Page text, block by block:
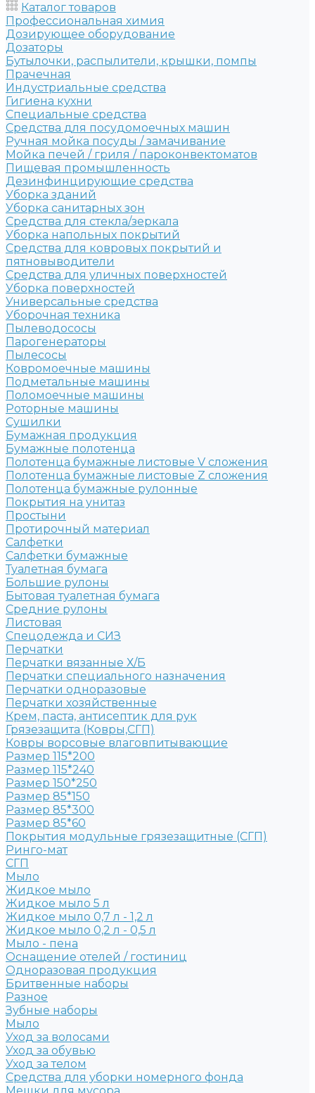
Каталог товаров
Профессиональная химия
Дозирующее оборудование
Дозаторы
Бутылочки, распылители, крышки, помпы
Прачечная
Индустриальные средства
Гигиена кухни
Специальные средства
Средства для посудомоечных машин
Ручная мойка посуды / замачивание
Мойка печей / гриля / пароконвектоматов
Пищевая промышленность
Дезинфинцирующие средства
Уборка зданий
Уборка санитарных зон
Средства для стекла/зеркала
Уборка напольных покрытий
Средства для ковровых покрытий и
пятновыводители
Средства для уличных поверхностей
Уборка поверхностей
Универсальные средства
Уборочная техника
Пылеводососы
Парогенераторы
Пылесосы
Ковромоечные машины
Подметальные машины
Поломоечные машины
Роторные машины
Сушилки
Бумажная продукция
Бумажные полотенца
Полотенца бумажные листовые V сложения
Полотенца бумажные листовые Z сложения
Полотенца бумажные рулонные
Покрытия на унитаз
Простыни
Протирочный материал
Салфетки
Салфетки бумажные
Туалетная бумага
Большие рулоны
Бытовая туалетная бумага
Средние рулоны
Листовая
Спецодежда и СИЗ
Перчатки
Перчатки вязанные Х/Б
Перчатки специального назначения
Перчатки одноразовые
Перчатки хозяйственные
Крем, паста, антисептик для рук
Грязезащита (Ковры,СГП)
Ковры ворсовые влаговпитывающие
Размер 115*200
Размер 115*240
Размер 150*250
Размер 85*150
Размер 85*300
Размер 85*60
Покрытия модульные грязезащитные (СГП)
Ринго-мат
СГП
Мыло
Жидкое мыло
Жидкое мыло 5 л
Жидкое мыло 0,7 л - 1,2 л
Жидкое мыло 0,2 л - 0,5 л
Мыло - пена
Оснащение отелей / гостиниц
Одноразовая продукция
Бритвенные наборы
Разное
Зубные наборы
Мыло
Уход за волосами
Уход за обувью
Уход за телом
Средства для уборки номерного фонда